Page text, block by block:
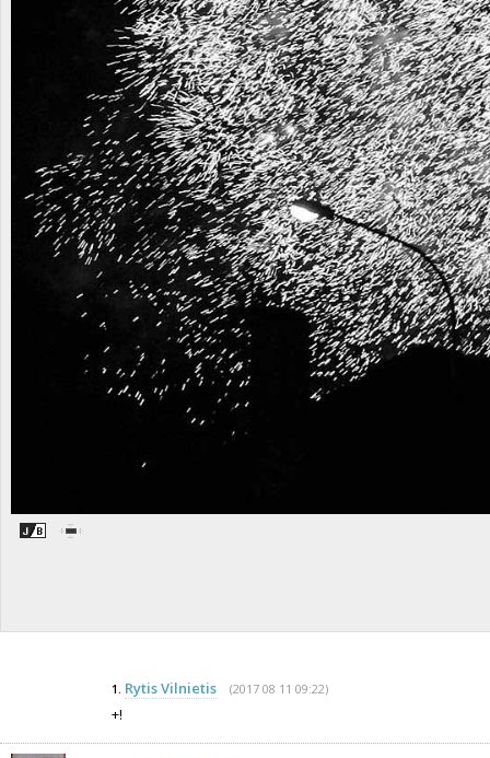
1. Rytis Vilnietis (2017 08 11 09:22)
+!